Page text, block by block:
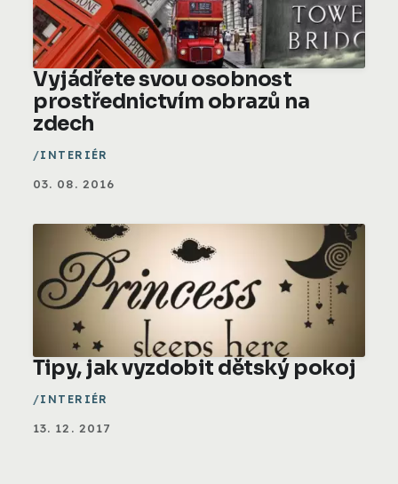
Vyjádřete svou osobnost
prostřednictvím obrazů na
zdech
INTERIÉR
03. 08. 2016
Tipy, jak vyzdobit dětský pokoj
INTERIÉR
13. 12. 2017